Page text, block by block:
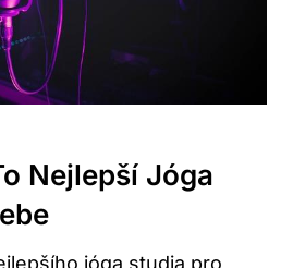
Nejlepší Jóga
jóga studia pro